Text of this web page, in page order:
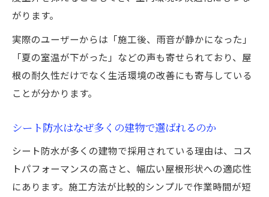
がります。
実際のユーザーからは「施工後、雨音が静かになった」
「夏の室温が下がった」などの声も寄せられており、屋
根の耐久性だけでなく生活環境の改善にも寄与している
ことが分かります。
シート防水はなぜ多くの建物で選ばれるのか
シート防水が多くの建物で採用されている理由は、コス
トパフォーマンスの高さと、幅広い屋根形状への適応性
にあります。施工方法が比較的シンプルで作業時間が短